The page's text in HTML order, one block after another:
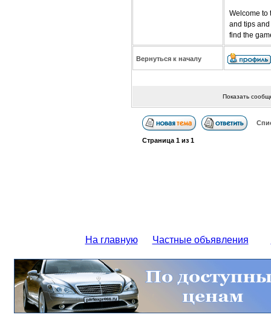
Welcome to
and tips
find the
Вернуться к началу
Показать
Страница 1из 1
На главную Частные объявления